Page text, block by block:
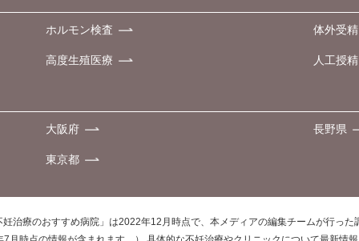
ホルモン検査 体外受精
高度生殖医療 人工授精
大阪府 長野県
東京都
治療のおすすめ病院」は2022年12月時点で、本メディアの編集チームが行った